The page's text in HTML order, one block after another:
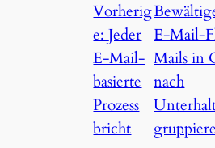
Vorherig
e:Jeder
E-Mail-
basierte
Prozess
bricht
E-Mail-
Mails in
nach